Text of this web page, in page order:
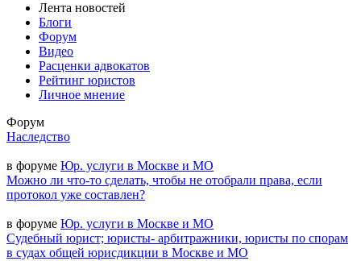
Лента новостей
Блоги
Форум
Видео
Расценки адвокатов
Рейтинг юристов
Личное мнение
Форум
Наследство
в форуме Юр. услуги в Москве и МО
Можно ли что-то сделать, чтобы не отобрали права, если
протокол уже составлен?
в форуме Юр. услуги в Москве и МО
Судебный юрист; юристы- арбитражники, юристы по спорам
в судах общей юрисдикции в Москве и МО